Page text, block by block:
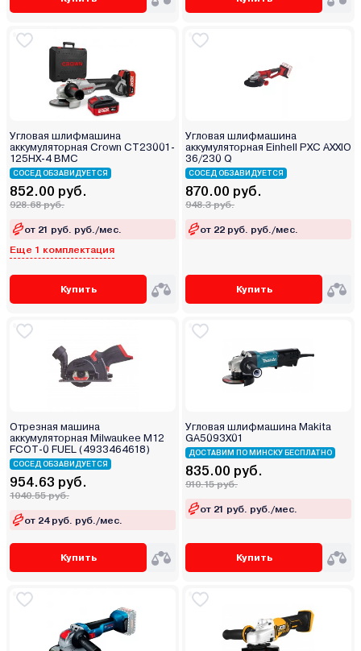
Угловая шлифмашина
аккумуляторная Crown CT23001-
125HX-4 BMC
СОСЕД ОБЗАВИДУЕТСЯ
852.00 руб.
928.68 руб.
от 21 руб. руб./мес.
Еще 1 комплектация
Купить
Угловая шлифмашина
аккумуляторная Einhell PXC AXXIO
36/230 Q
СОСЕД ОБЗАВИДУЕТСЯ
870.00 руб.
948.3 руб.
от 22 руб. руб./мес.
Купить
Отрезная машина
аккумуляторная Milwaukee M12
FCOT-0 FUEL (4933464618)
СОСЕД ОБЗАВИДУЕТСЯ
954.63 руб.
1040.55 руб.
от 24 руб. руб./мес.
Купить
Угловая шлифмашина Makita
GA5093X01
ДОСТАВИМ ПО МИНСКУ БЕСПЛАТНО
835.00 руб.
910.15 руб.
от 21 руб. руб./мес.
Купить